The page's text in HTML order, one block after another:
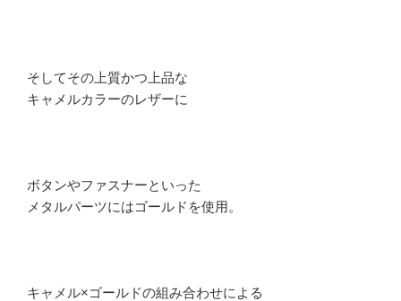
そしてその上質かつ上品な
キャメルカラーのレザーに
ボタンやファスナーといった
メタルパーツにはゴールドを使用。
キャメル×ゴールドの組み合わせによる